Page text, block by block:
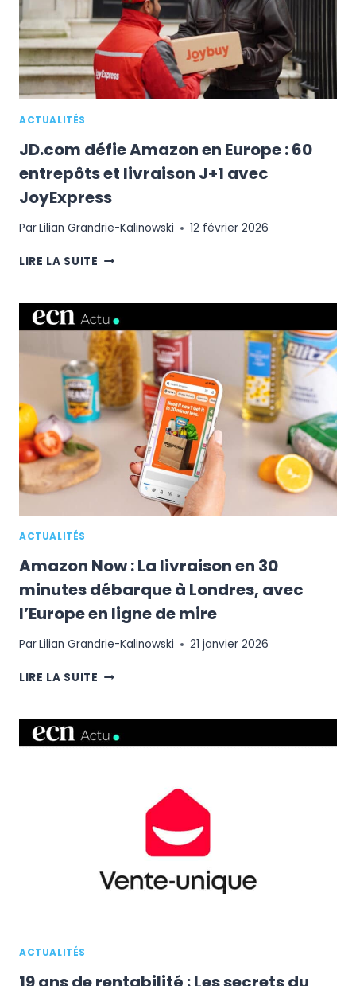
CAPEX
RECORD
POUR
L’IA
ACTUALITÉS
JD.com défie Amazon en Europe : 60
entrepôts et livraison J+1 avec
JoyExpress
ParLilian Grandrie-Kalinowski 12 février 2026
LIRE LA SUITE JD.COM
EN
EUROPE
:
60
ENTREPÔTS
ET
LIVRAISON
J+1
JOYEXPRESS
ACTUALITÉS
Amazon Now : La livraison en 30
minutes débarque à Londres, avec
l’Europe en ligne de mire
ParLilian Grandrie-Kalinowski 21 janvier 2026
LIRE LA SUITE AMAZON
LA
LIVRAISON
DÉBARQUE
LONDRES,
L’EUROPE
EN
ACTUALITÉS